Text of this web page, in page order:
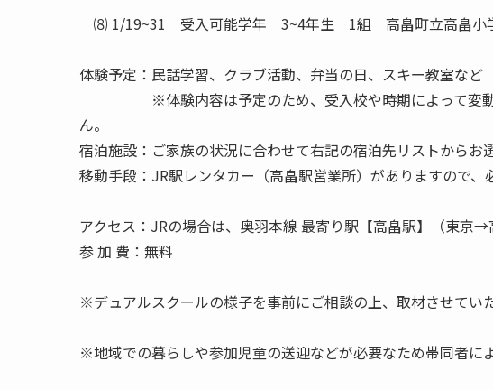
⑻ 1/19~31 受入可能学年 3~4年生 1組 高畠町立高畠小
体験予定：民話学習、クラブ活動、弁当の日、スキー教室など
※体験内容は予定のため、受入校や時期によって変動が
ん。
宿泊施設：ご家族の状況に合わせて右記の宿泊先リストからお
移動手段：JR駅レンタカー（高畠駅営業所）がありますので、
アクセス：JRの場合は、奥羽本線 最寄り駅【高畠駅】（東京→
参 加 費：無料
※デュアルスクールの様子を事前にご相談の上、取材させてい
※地域での暮らしや参加児童の送迎などが必要なため帯同者に